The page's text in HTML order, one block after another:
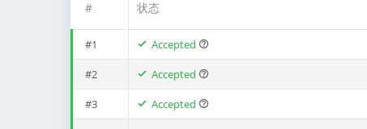
# 状态
#1 Accepted
#2 Accepted
#3 Accepted